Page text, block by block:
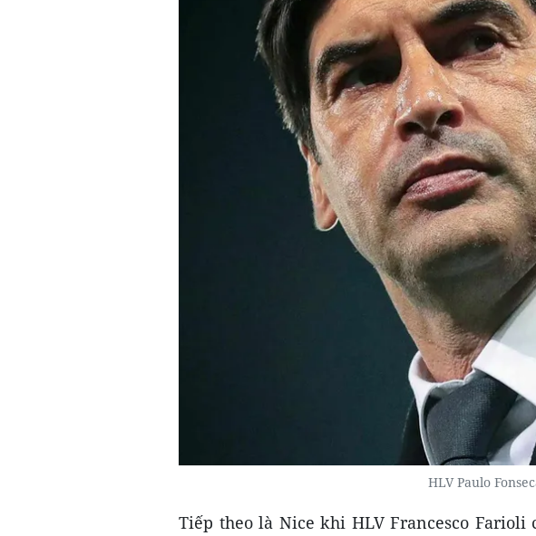
HLV Paulo
Tiếp theo là Nice khi HLV Francesco Farioli